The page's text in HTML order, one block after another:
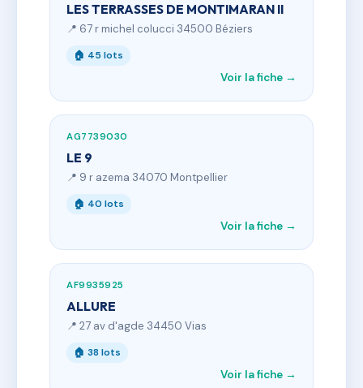
LES TERRASSES DE MONTIMARAN II
📍 67 r michel colucci 34500 Béziers
🏠 45 lots
Voir la fiche →
AG7739030
LE 9
📍 9 r azema 34070 Montpellier
🏠 40 lots
Voir la fiche →
AF9935925
ALLURE
📍 27 av d'agde 34450 Vias
🏠 38 lots
Voir la fiche →